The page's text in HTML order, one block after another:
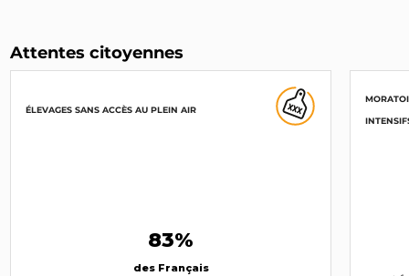
Attentes citoyennes
ÉLEVAGES SANS ACCÈS AU PLEIN AIR
83%
des Français